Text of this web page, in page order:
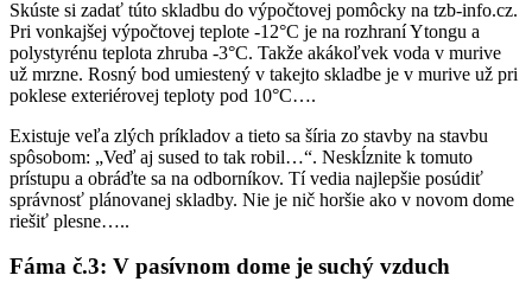
Skúste si zadať túto skladbu do výpočtovej pomôcky na tzb-info.cz.
Pri vonkajšej výpočtovej teplote -12°C je na rozhraní Ytongu a
polystyrénu teplota zhruba -3°C. Takže akákoľvek voda v murive
už mrzne. Rosný bod umiestený v takejto skladbe je v murive už pri
poklese exteriérovej teploty pod 10°C….
Existuje veľa zlých príkladov a tieto sa šíria zo stavby na stavbu
spôsobom: „Veď aj sused to tak robil…“. Neskĺznite k tomuto
prístupu a obráďte sa na odborníkov. Tí vedia najlepšie posúdiť
správnosť plánovanej skladby. Nie je nič horšie ako v novom dome
riešiť plesne…..
Fáma č.3: V pasívnom dome je suchý vzduch